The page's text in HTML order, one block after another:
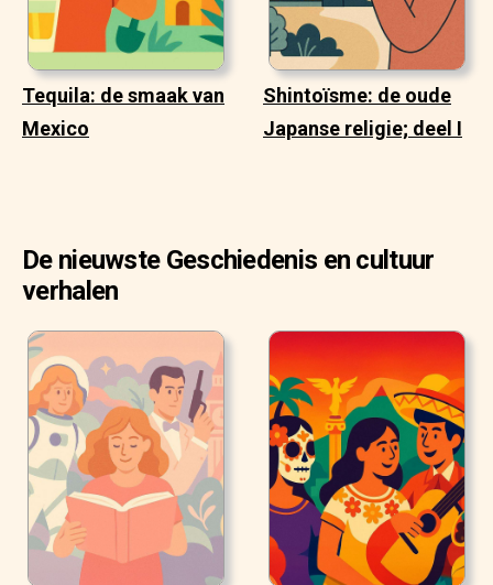
Tequila: de smaak van
Mexico
Shintoïsme: de oude
Japanse religie; deel I
De nieuwste Geschiedenis en cultuur
verhalen